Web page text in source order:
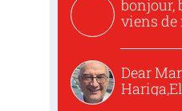
bonjour,
viens
Dear